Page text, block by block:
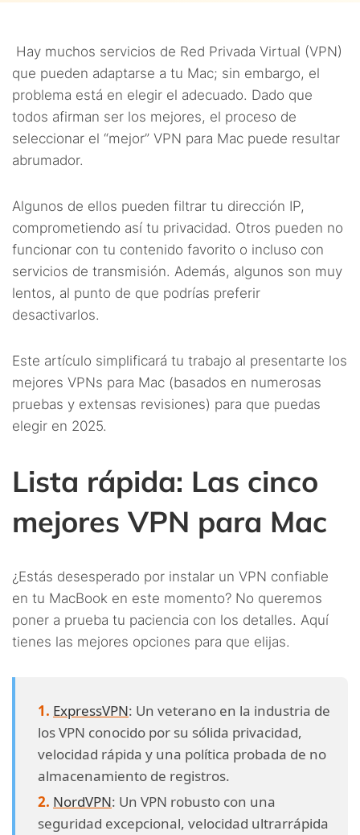
Hay muchos servicios de Red Privada Virtual (VPN)
que pueden adaptarse a tu Mac; sin embargo, el
problema está en elegir el adecuado. Dado que
todos afirman ser los mejores, el proceso de
seleccionar el “mejor” VPN para Mac puede resultar
abrumador.
Algunos de ellos pueden filtrar tu dirección IP,
comprometiendo así tu privacidad. Otros pueden no
funcionar con tu contenido favorito o incluso con
servicios de transmisión. Además, algunos son muy
lentos, al punto de que podrías preferir
desactivarlos.
Este artículo simplificará tu trabajo al presentarte los
mejores VPNs para Mac (basados en numerosas
pruebas y extensas revisiones) para que puedas
elegir en 2025.
Lista rápida: Las cinco
mejores VPN para Mac
¿Estás desesperado por instalar un VPN confiable
en tu MacBook en este momento? No queremos
poner a prueba tu paciencia con los detalles. Aquí
tienes las mejores opciones para que elijas.
ExpressVPN: Un veterano en la industria de
los VPN conocido por su sólida privacidad,
velocidad rápida y una política probada de no
almacenamiento de registros.
NordVPN: Un VPN robusto con una
seguridad excepcional, velocidad ultrarrápida
8. Windscribe
4.9. 9. Hotspot Shield
4.10. 10. Betternet VPN